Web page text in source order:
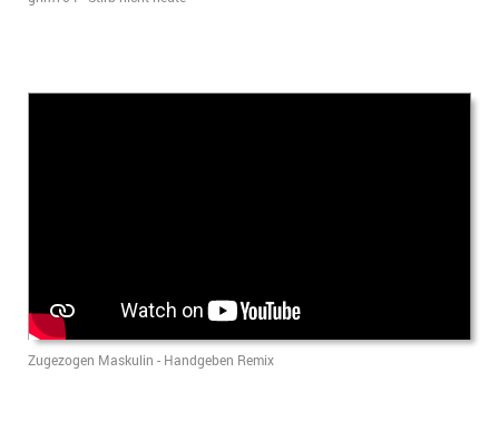
Zugezogen Maskulin - Handgeben Remix